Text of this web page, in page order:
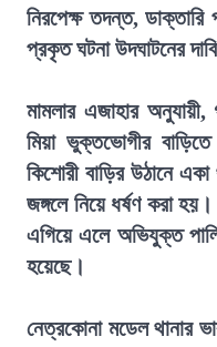
নিরপেক্ষ তদন্ত, ডাক্তারি
প্রকৃত ঘটনা উদঘাটনের
মামলার এজাহার
মিয়া ভুক্তভোগীর
কিশোরী বাড়ির উঠানে
জঙ্গলে নিয়ে ধর্ষণ করা
এগিয়ে এলে অভিযুক্ত
হয়েছে।
নেত্রকোনা মডেল থানার